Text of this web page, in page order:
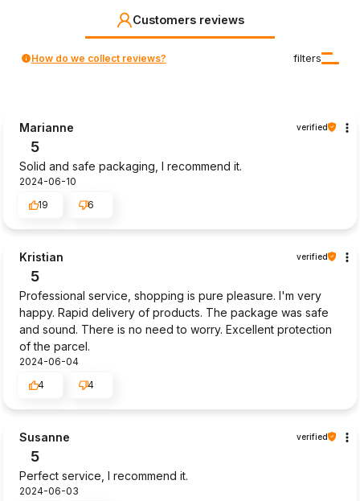
Customers reviews
filters
How do we collect reviews?
Marianne verified
5
Solid and safe packaging, I recommend it.
2024-06-10
19
6
Kristian verified
5
Professional service, shopping is pure pleasure. I'm very
happy. Rapid delivery of products. The package was safe
and sound. There is no need to worry. Excellent protection
of the parcel.
2024-06-04
4
4
Susanne verified
5
Perfect service, I recommend it.
2024-06-03